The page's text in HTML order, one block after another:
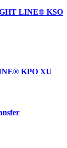
LINE® KSO
KPO XU